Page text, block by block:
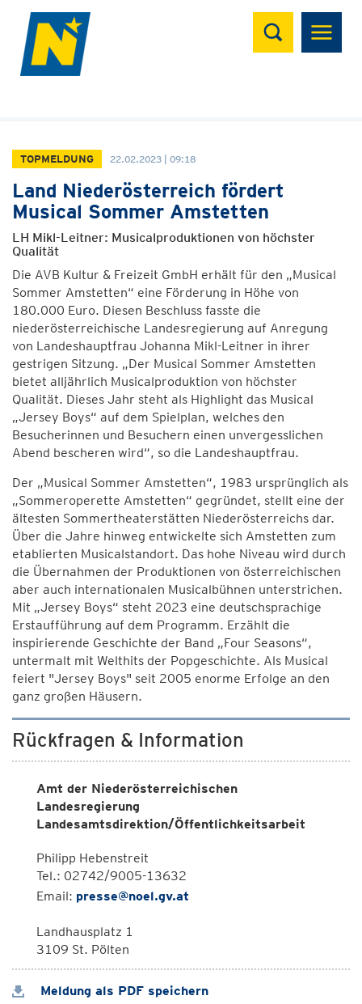
Suchen
TOPMELDUNG 22.02.2023 | 09:18
Land Niederösterreich fördert
Musical Sommer Amstetten
LH Mikl-Leitner: Musicalproduktionen von höchster
Qualität
Die AVB Kultur & Freizeit GmbH erhält für den „Musical
Sommer Amstetten“ eine Förderung in Höhe von
180.000 Euro. Diesen Beschluss fasste die
niederösterreichische Landesregierung auf Anregung
von Landeshauptfrau Johanna Mikl-Leitner in ihrer
gestrigen Sitzung. „Der Musical Sommer Amstetten
bietet alljährlich Musicalproduktion von höchster
Qualität. Dieses Jahr steht als Highlight das Musical
„Jersey Boys“ auf dem Spielplan, welches den
Besucherinnen und Besuchern einen unvergesslichen
Abend bescheren wird“, so die Landeshauptfrau.
Der „Musical Sommer Amstetten“, 1983 ursprünglich als
„Sommeroperette Amstetten“ gegründet, stellt eine der
ältesten Sommertheaterstätten Niederösterreichs dar.
Über die Jahre hinweg entwickelte sich Amstetten zum
etablierten Musicalstandort. Das hohe Niveau wird durch
die Übernahmen der Produktionen von österreichischen
aber auch internationalen Musicalbühnen unterstrichen.
Mit „Jersey Boys“ steht 2023 eine deutschsprachige
Erstaufführung auf dem Programm. Erzählt die
inspirierende Geschichte der Band „Four Seasons“,
untermalt mit Welthits der Popgeschichte. Als Musical
feiert "Jersey Boys" seit 2005 enorme Erfolge an den
ganz großen Häusern.
Rückfragen & Information
Amt der Niederösterreichischen
Landesregierung
Landesamtsdirektion/Öffentlichkeitsarbeit
Philipp Hebenstreit
Tel.: 02742/9005-13632
Email: presse@noel.gv.at
Landhausplatz 1
3109 St. Pölten
Meldung als PDF speichern